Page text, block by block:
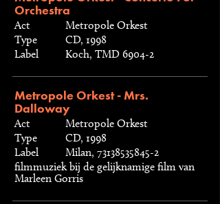
Orchestra
Act
Metropole Orkest
Type
CD, 1998
Label
Koch, TMD 6904-2
Metropole Orkest - Mrs.
Dalloway
Act
Metropole Orkest
Type
CD, 1998
Label
Milan, 73138535845-2
filmmuziek bij de gelijknamige film van
Marleen Gorris